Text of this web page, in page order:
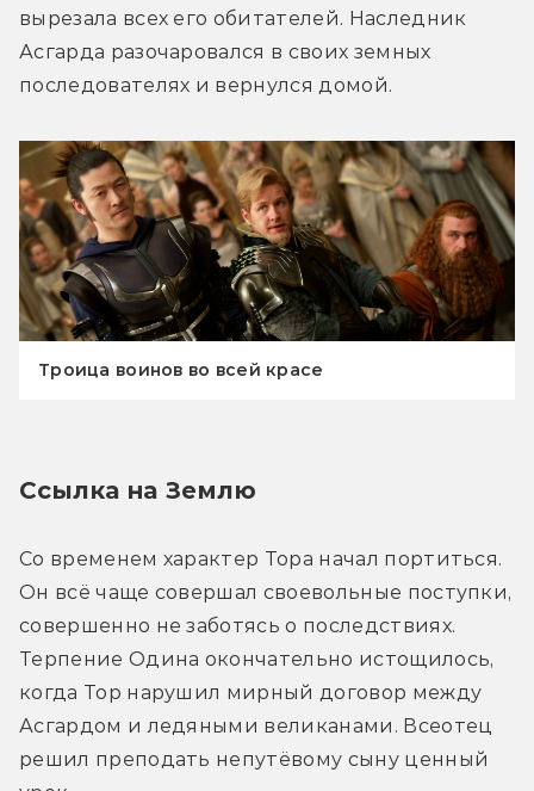
вырезала всех его обитателей. Наследник
Асгарда разочаровался в своих земных
последователях и вернулся домой.
Троица воинов во всей красе
Ссылка на Землю
Со временем характер Тора начал портиться.
Он всё чаще совершал своевольные поступки,
совершенно не заботясь о последствиях.
Терпение Одина окончательно истощилось,
когда Тор нарушил мирный договор между
Асгардом и ледяными великанами. Всеотец
решил преподать непутёвому сыну ценный